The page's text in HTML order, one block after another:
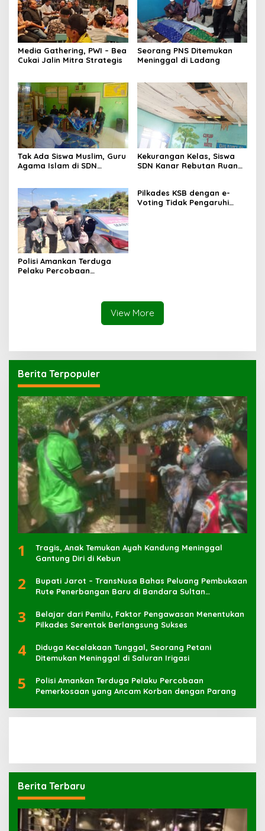
Media Gathering, PWI – Bea
Cukai Jalin Mitra Strategis
Seorang PNS Ditemukan
Meninggal di Ladang
Tak Ada Siswa Muslim, Guru
Agama Islam di SDN
Kekurangan Kelas, Siswa
SDN Kanar Rebutan Ruang
Polisi Amankan Terduga
Pelaku Percobaan
Pilkades KSB dengan e-
Voting Tidak Pengaruhi
View More
Berita Terpopuler
1
Tragis, Anak Temukan Ayah Kandung Meninggal
Gantung Diri di Kebun
2
Bupati Jarot – TransNusa Bahas Peluang Pembukaan
Rute Penerbangan Baru di Bandara Sultan
3
Belajar dari Pemilu, Faktor Pengawasan Menentukan
Pilkades Serentak Berlangsung Sukses
4
Diduga Kecelakaan Tunggal, Seorang Petani
Ditemukan Meninggal di Saluran Irigasi
5
Polisi Amankan Terduga Pelaku Percobaan
Pemerkosaan yang Ancam Korban dengan Parang
Berita Terbaru